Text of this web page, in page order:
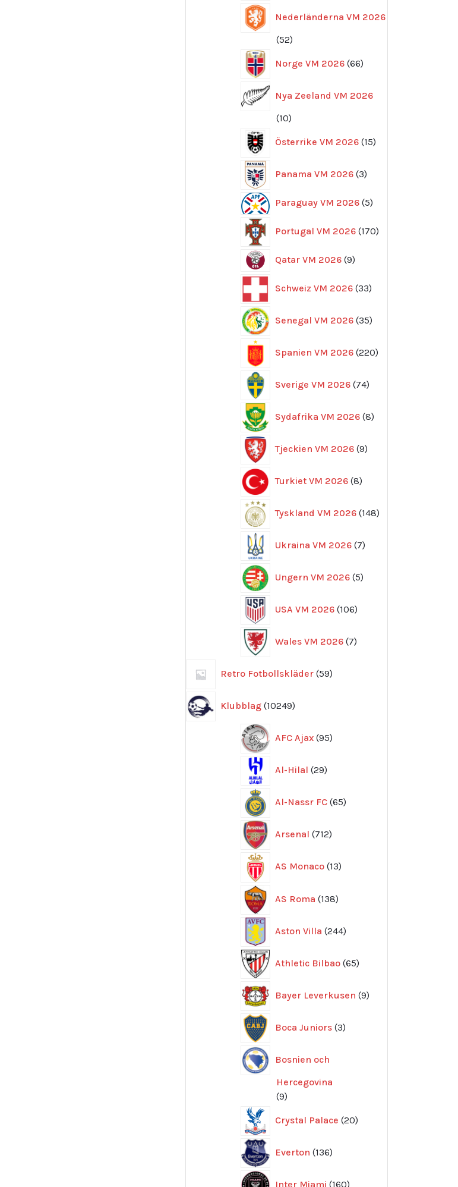
Nederländerna VM 2026
5252
Norge VM 2026 66
produkter
Nya Zeeland VM 2026
1010
Österrike VM 2026 15
produkter
Panama VM 2026 3
produkter
Paraguay VM 2026 55
Portugal VM 2026 170
produkter
Qatar VM 2026 99
Schweiz VM 2026 33
produkter
Senegal VM 2026 35
produkter
Spanien VM 2026 220
produkter
Sverige VM 2026 74
produkter
Sydafrika VM 2026 8
produkter
Tjeckien VM 2026 9
produkter
Turkiet VM 2026 8
produkter
Tyskland VM 2026 148
produkter
Ukraina VM 2026 7
produkter
Ungern VM 2026 5
produkter
USA VM 2026 106
produkter
Wales VM 2026 7
produkter
Retro Fotbollskläder 59
produkter
Klubblag 10249
produkter
AFC Ajax 95
produkter
Al-Hilal 29
produkter
Al-Nassr FC 65
produkter
Arsenal 712
produkter
AS Monaco 13
produkter
AS Roma 138
produkter
Aston Villa 244
produkter
Athletic Bilbao 65
produkter
Bayer Leverkusen 9
produkter
Boca Juniors 3
produkter
Bosnien och
Hercegovina
99
Crystal Palace 20
produkter
Everton 136
produkter
Inter Miami 160